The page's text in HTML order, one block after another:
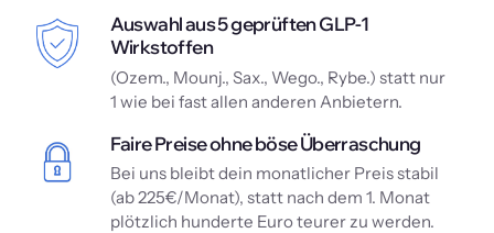
Auswahl aus 5 geprüften GLP-1
Wirkstoffen
(Ozem., Mounj., Sax., Wego., Rybe.) statt nur
1 wie bei fast allen anderen Anbietern.
Faire Preise ohne böse Überraschung
Bei uns bleibt dein monatlicher Preis stabil
(ab 225€/Monat), statt nach dem 1. Monat
plötzlich hunderte Euro teurer zu werden.